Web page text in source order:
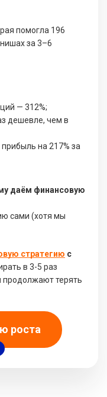
помогла 196
за 3–6
— 312%;
дешевле, чем в
на 217% за
даём финансовую
сами (хотя мы
стратегию с
в 3-5 раз
продолжают терять
роста